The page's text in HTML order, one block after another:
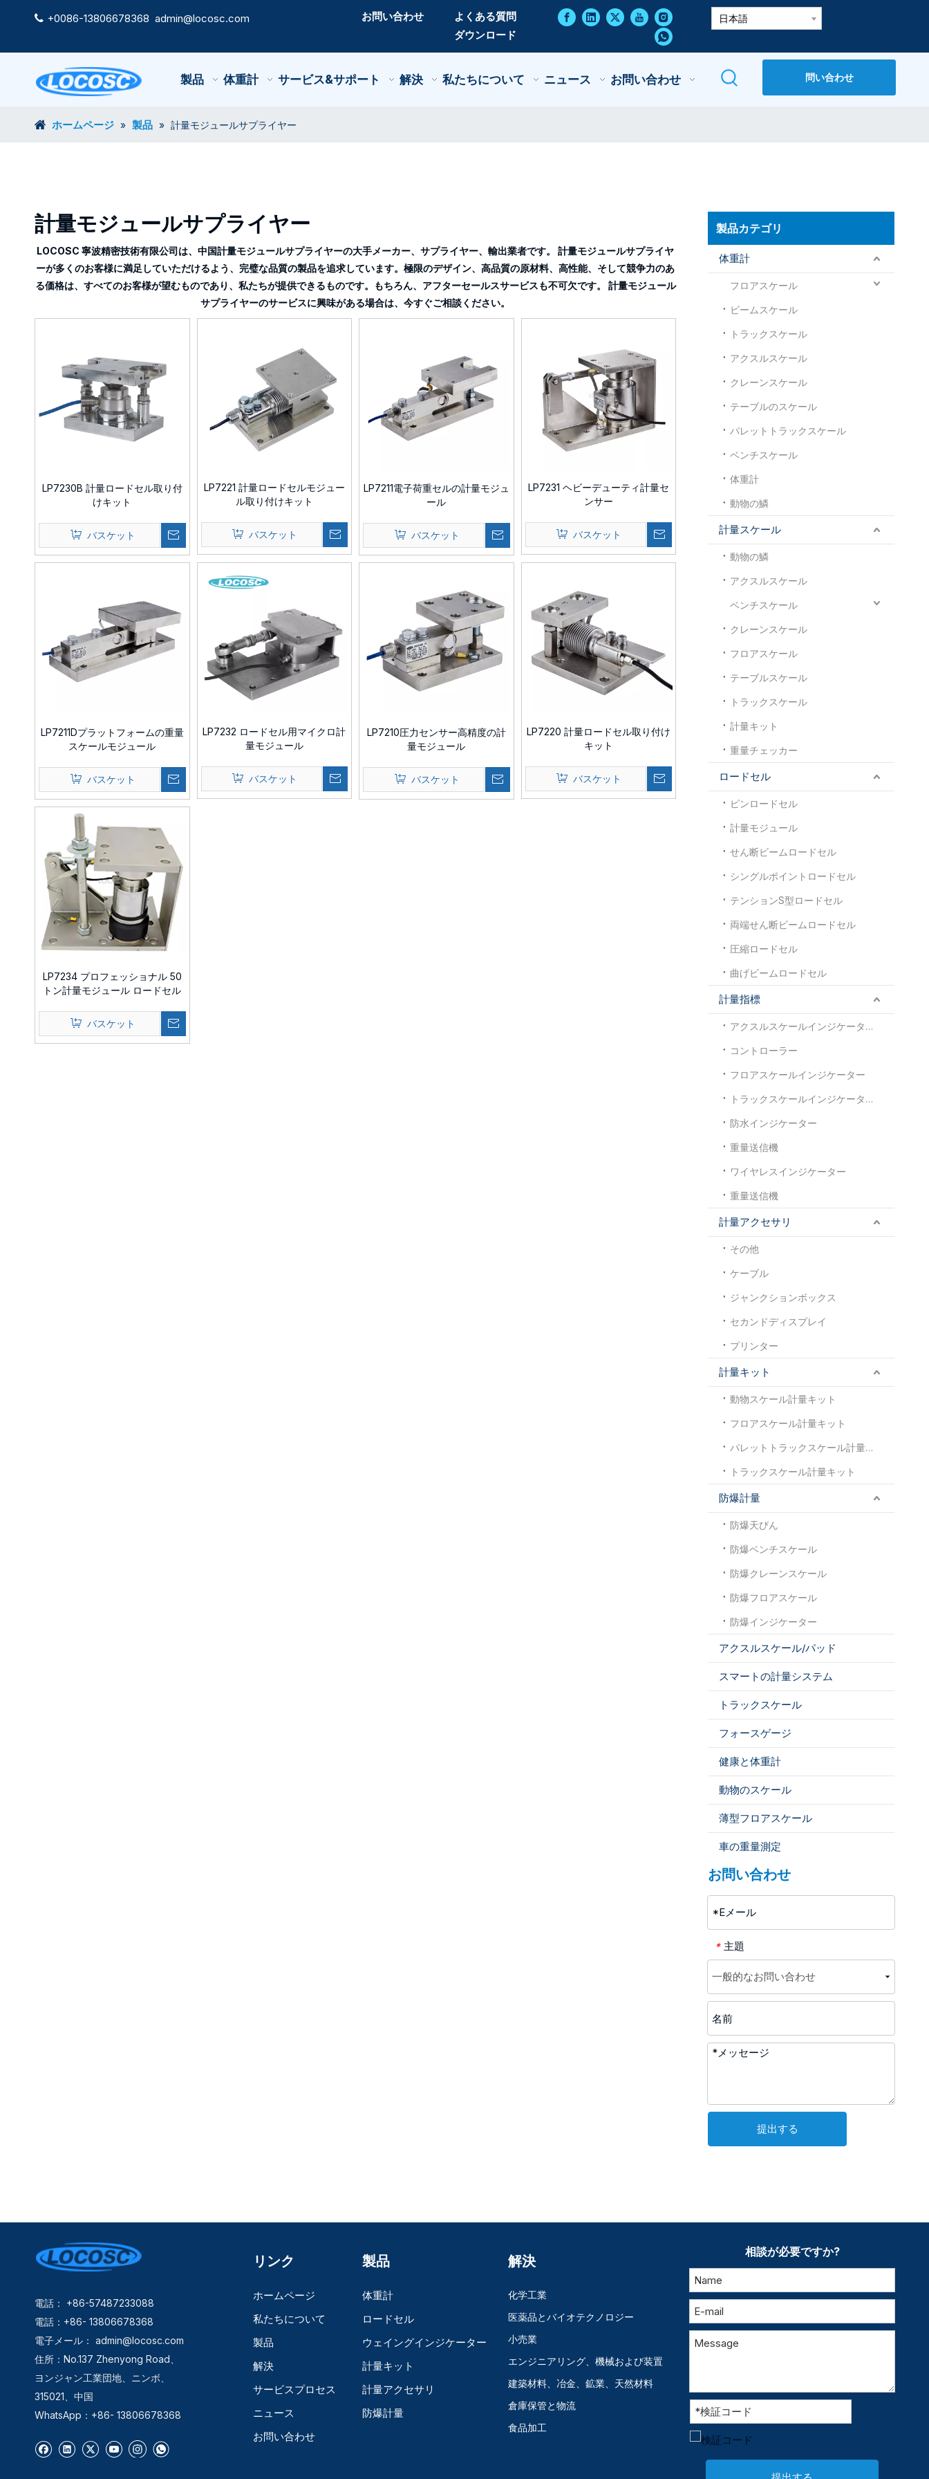
 +0086-13806678368 admin@locosc.com お問い合わせ
よくある質問
ダウンロード
日本語
製品 体重計 サービス&サポート 解決 私たちについて ニュース お問い合わせ 問い合わせ
ホームページ » 製品 » 計量モジュールサプライヤー
計量モジュールサプライヤー
LOCOSC 寧波精密技術有限公司は、中国計量モジュールサプライヤーの大手メーカー、サプライヤー、輸出業者です。 計量モジュールサプライヤ
ーが多くのお客様に満足していただけるよう、完璧な品質の製品を追求しています。極限のデザイン、高品質の原材料、高性能、そして競争力のあ
る価格は、すべてのお客様が望むものであり、私たちが提供できるものです。もちろん、アフターセールスサービスも不可欠です。 計量モジュール
サプライヤーのサービスに興味がある場合は、今すぐご相談ください。
LP7230B 計量ロードセル取り付
けキット
バスケット
LP7221 計量ロードセルモジュー
ル取り付けキット
バスケット
LP7211電子荷重セルの計量モジュ
ール
バスケット
LP7231 ヘビーデューティ計量セ
ンサー
バスケット
LP7211Dプラットフォームの重量
スケールモジュール
バスケット
LP7232 ロードセル用マイクロ計
量モジュール
バスケット
LP7210圧力センサー高精度の計
量モジュール
バスケット
LP7220 計量ロードセル取り付け
キット
バスケット
LP7234 プロフェッショナル 50
トン計量モジュール ロードセル
バスケット
製品カテゴリ
体重計
フロアスケール
ビームスケール
トラックスケール
アクスルスケール
クレーンスケール
テーブルのスケール
パレットトラックスケール
ベンチスケール
体重計
動物の鱗
計量スケール
動物の鱗
アクスルスケール
ベンチスケール
クレーンスケール
フロアスケール
テーブルスケール
トラックスケール
計量キット
重量チェッカー
ロードセル
ピンロードセル
計量モジュール
せん断ビームロードセル
シングルポイントロードセル
テンションS型ロードセル
両端せん断ビームロードセル
圧縮ロードセル
曲げビームロードセル
計量指標
アクスルスケールインジケーター
コントローラー
フロアスケールインジケーター
トラックスケールインジケーター
防水インジケーター
重量送信機
ワイヤレスインジケーター
重量送信機
計量アクセサリ
その他
ケーブル
ジャンクションボックス
セカンドディスプレイ
プリンター
計量キット
動物スケール計量キット
フロアスケール計量キット
パレットトラックスケール計量キット
トラックスケール計量キット
防爆計量
防爆天びん
防爆ベンチスケール
防爆クレーンスケール
防爆フロアスケール
防爆インジケーター
アクスルスケール/パッド
スマートの計量システム
トラックスケール
フォースゲージ
健康と体重計
動物のスケール
薄型フロアスケール
車の重量測定
お問い合わせ
* 主題
提出する
電話： +86-57487233088
電話：+86- 13806678368
電子メール： admin@locosc.com
住所：No.137 Zhenyong Road、
ヨンジャン工業団地、ニンボ、
315021、中国
WhatsApp：+86- 13806678368
リンク
ホームページ
私たちについて
製品
解決
サービスプロセス
ニュース
お問い合わせ
製品
体重計
ロードセル
ウェイングインジケーター
計量キット
計量アクセサリ
防爆計量
解決
化学工業
医薬品とバイオテクノロジー
小売業
エンジニアリング、機械および装置
建築材料、冶金、鉱業、天然材料
倉庫保管と物流
食品加工
相談が必要ですか?